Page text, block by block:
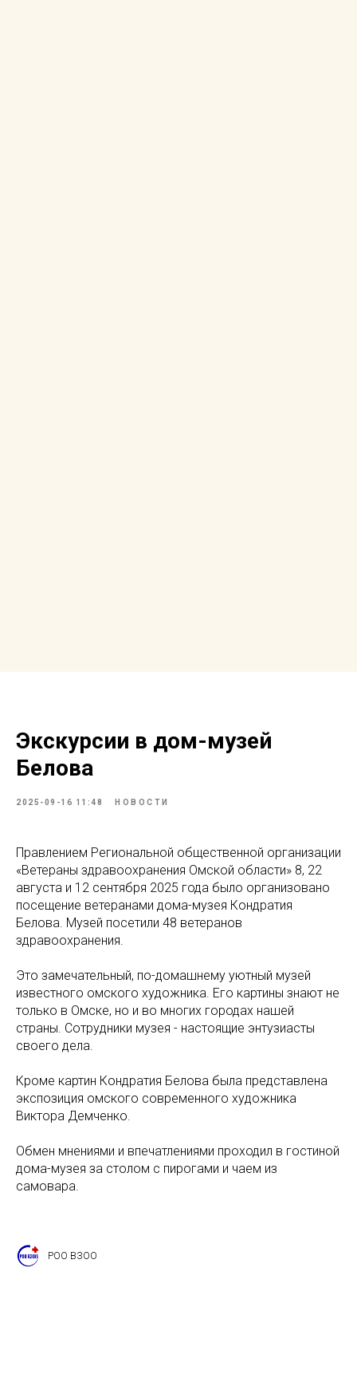
Экскурсии в дом-музей
Белова
2025-09-16 11:48 НОВОСТИ
Правлением Региональной общественной организации
«Ветераны здравоохранения Омской области» 8, 22
августа и 12 сентября 2025 года было организовано
посещение ветеранами дома-музея Кондратия
Белова. Музей посетили 48 ветеранов
здравоохранения.
Это замечательный, по-домашнему уютный музей
известного омского художника. Его картины знают не
только в Омске, но и во многих городах нашей
страны. Сотрудники музея - настоящие энтузиасты
своего дела.
Кроме картин Кондратия Белова была представлена
экспозиция омского современного художника
Виктора Демченко.
Обмен мнениями и впечатлениями проходил в гостиной
дома-музея за столом с пирогами и чаем из
самовара.
РОО ВЗОО